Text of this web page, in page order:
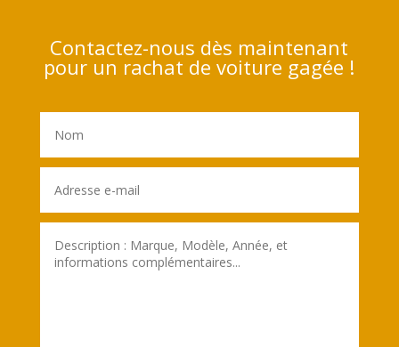
Contactez-nous dès maintenant
pour un rachat de voiture gagée !